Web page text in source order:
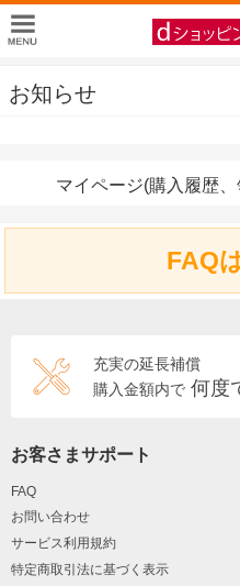
お知らせ
マイページ(購入履歴
FAQ
充実の延長補償
購入金額内で 何度
お客さまサポート
FAQ
お問い合わせ
サービス利用規約
特定商取引法に基づく表示